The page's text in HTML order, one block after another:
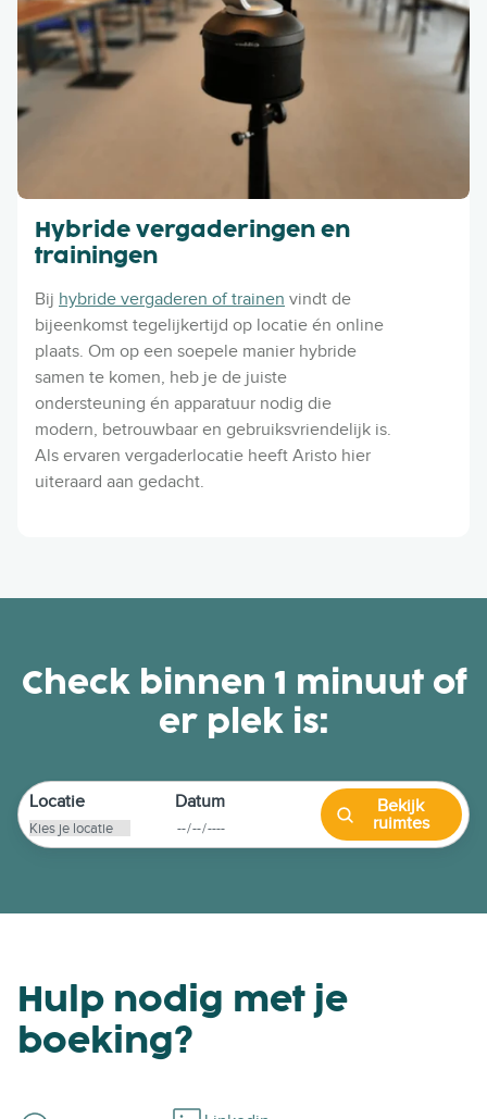
Hybride vergaderingen en
trainingen
Bij hybride vergaderen of trainen vindt de
bijeenkomst tegelijkertijd op locatie én online
plaats. Om op een soepele manier hybride
samen te komen, heb je de juiste
ondersteuning én apparatuur nodig die
modern, betrouwbaar en gebruiksvriendelijk is.
Als ervaren vergaderlocatie heeft Aristo hier
uiteraard aan gedacht.
Check binnen 1 minuut of
er plek is:
Locatie Datum
Bekijk
ruimtes
Hulp nodig met je
boeking?